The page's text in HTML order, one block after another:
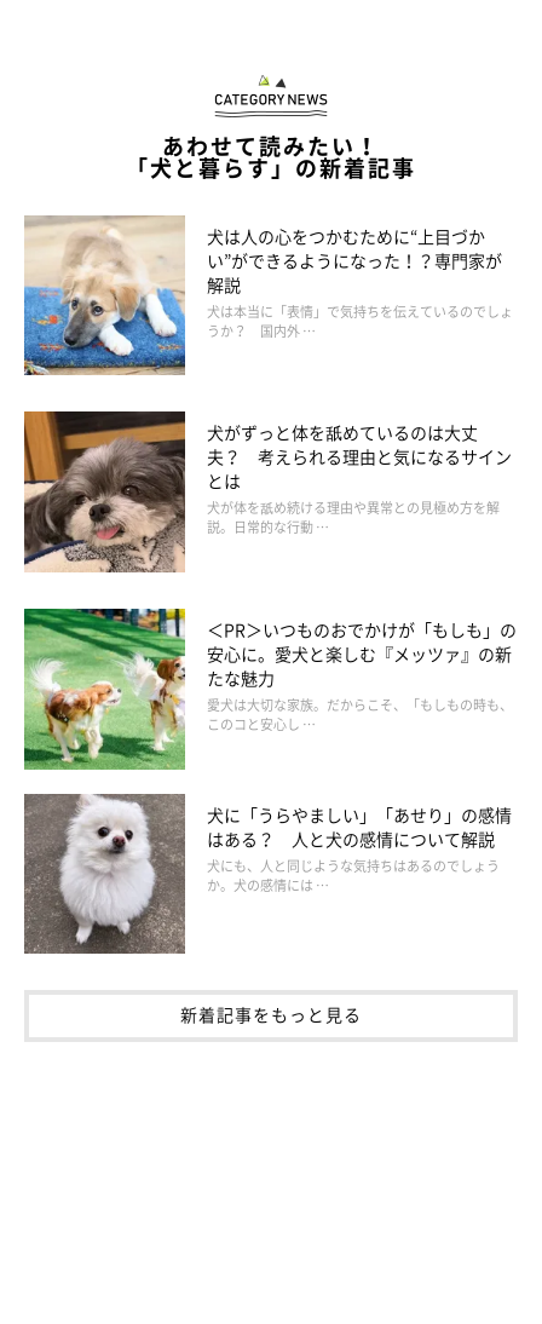
した。そのときは痛みもあったのか、めろーは１週間はクレート
内でおとなしく過ごしてくれてひと安心でした。術後の傷も順調
に回復して、すぐに元気になりました」
その後、また元気に走り回れるようになっためろーくん。しかし
ながら、このあとIさんとめろーくんにはさらなる試練が待ち受
けていたのです。
骨折によって、両前足が使えなくなった
あわせて読みたい！
「犬と暮らす」の新着記事
犬は人の心をつかむために“上目づか
い”ができるようになった！？専門家が
解説
犬は本当に「表情」で気持ちを伝えているのでしょ
うか？ 国内外 …
犬がずっと体を舐めているのは大丈
夫？ 考えられる理由と気になるサイン
とは
犬が体を舐め続ける理由や異常との見極め方を解
説。日常的な行動 …
＜PR＞いつものおでかけが「もしも」の
安心に。愛犬と楽しむ『メッツァ』の新
たな魅力
愛犬は大切な家族。だからこそ、「もしもの時も、
このコと安心し …
犬に「うらやましい」「あせり」の感情
はある？ 人と犬の感情について解説
犬にも、人と同じような気持ちはあるのでしょう
か。犬の感情には …
新着記事をもっと見る